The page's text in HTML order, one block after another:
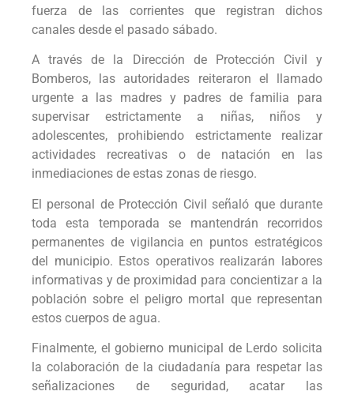
fuerza de las corrientes que registran dichos
canales desde el pasado sábado.
A través de la Dirección de Protección Civil y
Bomberos, las autoridades reiteraron el llamado
urgente a las madres y padres de familia para
supervisar estrictamente a niñas, niños y
adolescentes, prohibiendo estrictamente realizar
actividades recreativas o de natación en las
inmediaciones de estas zonas de riesgo.
El personal de Protección Civil señaló que durante
toda esta temporada se mantendrán recorridos
permanentes de vigilancia en puntos estratégicos
del municipio. Estos operativos realizarán labores
informativas y de proximidad para concientizar a la
población sobre el peligro mortal que representan
estos cuerpos de agua.
Finalmente, el gobierno municipal de Lerdo solicita
la colaboración de la ciudadanía para respetar las
señalizaciones de seguridad, acatar las